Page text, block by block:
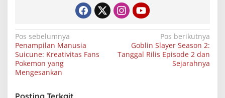
Navigasi
pos
Pos sebelumnya
Penampilan Manusia
Suicune: Kreativitas Fans
Pokemon yang
Mengesankan
Pos berikutnya
Goblin Slayer Season 2:
Tanggal Rilis Episode 2 dan
Sejarahnya